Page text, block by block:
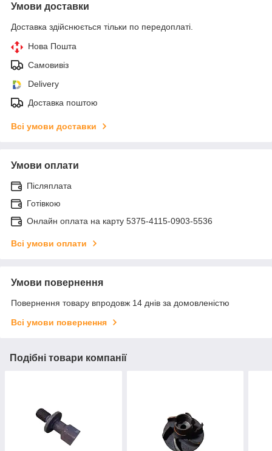
Умови доставки
Доставка здійснюється тільки по передоплаті.
Нова Пошта
Самовивіз
Delivery
Доставка поштою
Всі умови доставки
Умови оплати
Післяплата
Готівкою
Онлайн оплата на карту 5375-4115-0903-5536
Всі умови оплати
Умови повернення
Повернення товару впродовж 14 днів за домовленістю
Всі умови повернення
Подібні товари компанії